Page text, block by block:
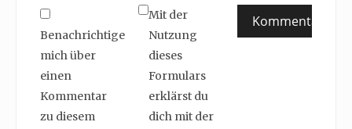
Benachrichtige
mich über
einen
Kommentar
zu diesem
Mit der
Nutzung
dieses
Formulars
erklärst du
dich mit der